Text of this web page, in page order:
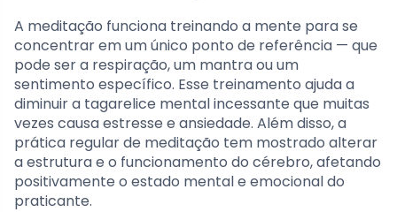
A meditação funciona treinando a mente para se
concentrar em um único ponto de referência — que
pode ser a respiração, um mantra ou um
sentimento específico. Esse treinamento ajuda a
diminuir a tagarelice mental incessante que muitas
vezes causa estresse e ansiedade. Além disso, a
prática regular de meditação tem mostrado alterar
a estrutura e o funcionamento do cérebro, afetando
positivamente o estado mental e emocional do
praticante.